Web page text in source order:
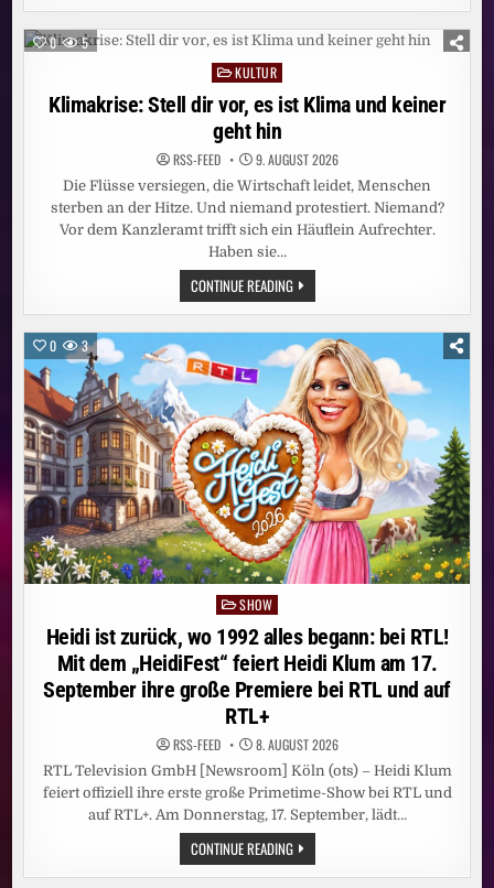
EINE
SCHOCKIEREND
LIEBE
0 5
PostedKULTUR
Klimakrise: Stell dir vor, es ist Klima und keiner
geht hin
RSS-FEED 9. AUGUST 2026
Die Flüsse versiegen, die Wirtschaft leidet, Menschen
sterben an der Hitze. Und niemand protestiert. Niemand?
Vor dem Kanzleramt trifft sich ein Häuflein Aufrechter.
Haben sie…
CONTINUE READINGKLIMAKRISE:
STELL
DIR
VOR,
ES
IST
KLIMA
UND
KEINER
GEHT
HIN
0 3
Posted
in
SHOW
Heidi ist zurück, wo 1992 alles begann: bei RTL!
Mit dem „HeidiFest“ feiert Heidi Klum am 17.
September ihre große Premiere bei RTL und auf
RTL+
RSS-FEED 8. AUGUST 2026
RTL Television GmbH [Newsroom] Köln (ots) – Heidi Klum
feiert offiziell ihre erste große Primetime-Show bei RTL und
auf RTL+. Am Donnerstag, 17. September, lädt…
CONTINUE READINGHEIDI
IST
ZURÜCK,